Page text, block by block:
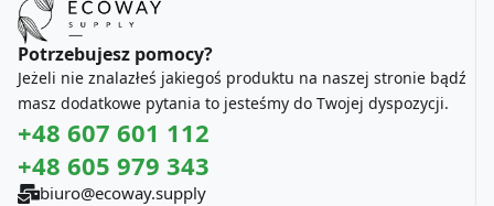
Potrzebujesz pomocy?
Jeżeli nie znalazłeś jakiegoś produktu na naszej stronie bądź
masz dodatkowe pytania to jesteśmy do Twojej dyspozycji.
+48 607 601 112
+48 605 979 343
biuro@ecoway.supply